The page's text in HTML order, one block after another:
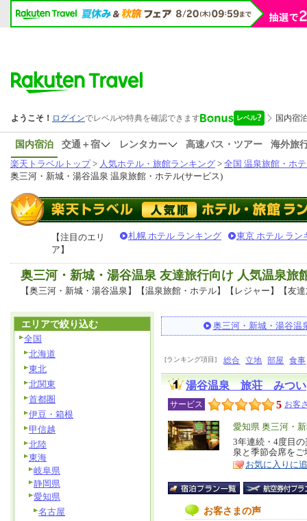
国内宿泊 交通＋宿 レンタカー 高速バス・ツアー
海外旅
楽天トラベルトップ> 人気ホテル・旅館ランキング > 全国 温泉旅館・ホ
奥三河・新城・湯谷温泉 温泉旅館・ホテル(サービス)
【注目のエリ
ア】
札幌 ホテル ランキング 東京 ホテル ラン
奥三河・新城・湯谷温泉 友達旅行向け 人気温泉
【奥三河・新城・湯谷温泉】【温泉旅館・ホテル】【レジャー】【友
奥三河・新城・湯谷温
[ランキング項目] 総合 立地 部屋 食事
湯谷温泉 旅荘 みつい
サービス 5 お客
エ
リ
ア
愛知県 奥三河・
特
徴
3年連続・4度目
泉と季節会席をご
お気に入りに
お客さまの声
エリアで絞り込む
全国
北海道
東北
北関東
首都圏
伊豆・箱根
甲信越
北陸
東海
岐阜県
静岡県
愛知県
名古屋